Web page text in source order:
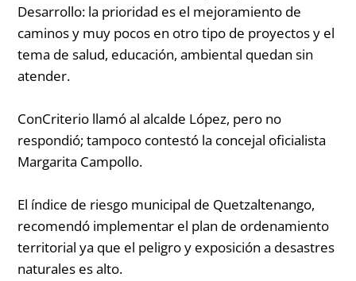
Desarrollo: la prioridad es el mejoramiento de
caminos y muy pocos en otro tipo de proyectos y el
tema de salud, educación, ambiental quedan sin
atender.
ConCriterio llamó al alcalde López, pero no
respondió; tampoco contestó la concejal oficialista
Margarita Campollo.
El índice de riesgo municipal de Quetzaltenango,
recomendó implementar el plan de ordenamiento
territorial ya que el peligro y exposición a desastres
naturales es alto.